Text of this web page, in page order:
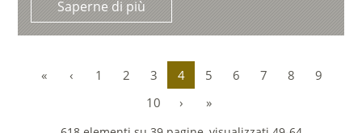
Saperne di più
« ‹ 1 2 3 4 5 6 7 8
9
10
› »